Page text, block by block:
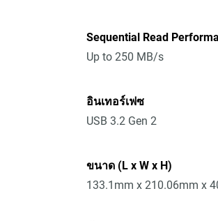
Sequential Read
Up to 250 MB/s
อินเทอร์เฟซ
USB 3.2 Gen 2
ขนาด (L x W x H)
133.1mm x 210.06mm x